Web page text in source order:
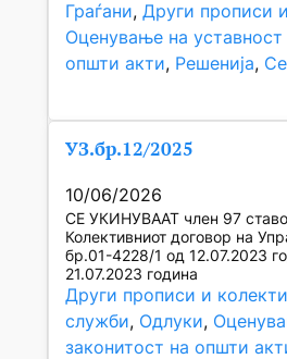
Граѓани, Други прописи
Оценување на
општи акти, Решенија,
УЗ.бр.12/2025
10/06/2026
СЕ УКИНУВААТ член 97
Колективниот договор на
бр.01-4228/1 од 12.07.2023
21.07.2023 година
Други прописи и
служби, Одлуки,
законитост на општи